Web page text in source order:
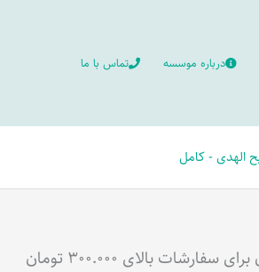
درباره موسسه تماس با ما
بالای ۳۰۰.۰۰۰ تومان